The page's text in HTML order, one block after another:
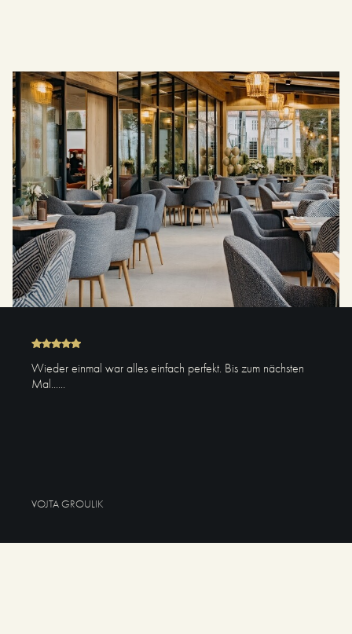
Wieder einmal war alles einfach perfekt. Bis zum nächsten
Mal......
VOJTA GROULIK